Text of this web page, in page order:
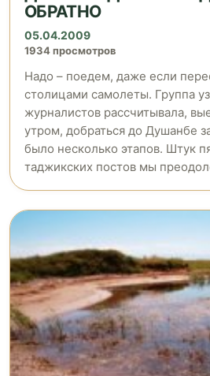
ОБРАТНО
05.04.2009
1934 просмотров
Надо – поедем, даже если
столицами самолеты. Группа
журналистов рассчитывала,
утром, добраться до Душанбе
было несколько этапов. Штук
таджикских постов мы